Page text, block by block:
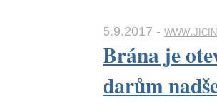
5.9.2017 -
Brána je
darům